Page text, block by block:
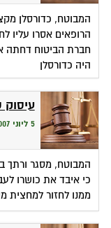
המבוטח, כדורסלן
הרופאים אסרו עליו
חברת הביטוח דחתה
היה כדורסלן
עיסוק
5 ליוני 2007
המבוטח, מסגר ורתך
ממנו לחזור